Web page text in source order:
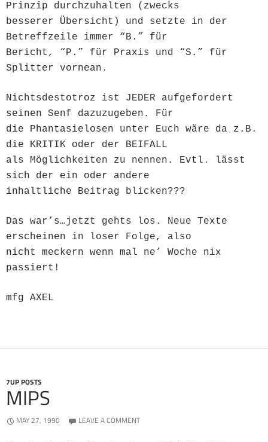
Prinzip durchzuhalten (zwecks
besserer Übersicht) und setzte in der
Betreffzeile immer “B.” für
Bericht, “P.” für Praxis und “S.” für
Splitter vornean.
Nichtsdestotroz ist JEDER aufgefordert
seinen Senf dazuzugeben. Für
die Phantasielosen unter Euch wäre da z.B.
die KRITIK oder der BEIFALL
als Möglichkeiten zu nennen. Evtl. lässt
sich der ein oder andere
inhaltliche Beitrag blicken???
Das war’s…jetzt gehts los. Neue Texte
erscheinen in loser Folge, also
nicht meckern wenn mal ne’ Woche nix
passiert!
mfg AXEL
7UP POSTS
MIPS
MAY 27, 1990 LEAVE A COMMENT